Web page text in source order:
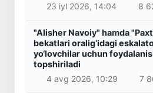
23 iyl 2026, 14:04
8
"Alisher Navoiy" hamda
bekatlari oralig‘idagi
yo‘lovchilar uchun
topshiriladi
4 avg 2026, 10:29
7